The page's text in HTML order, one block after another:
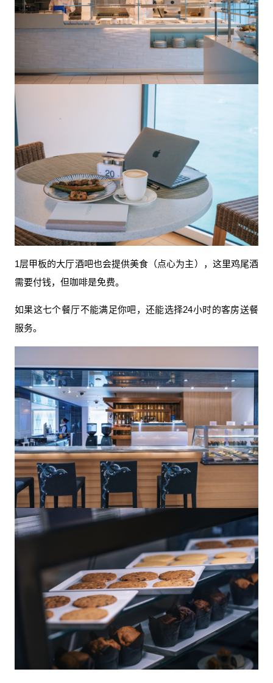
1层甲板的大厅酒吧也会提供美食（点心为主），这里鸡尾酒
需要付钱，但咖啡是免费。
如果这七个餐厅不能满足你吧，还能选择24小时的客房送餐
服务。